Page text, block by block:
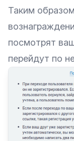
Таким
посмотрят
перейдут по